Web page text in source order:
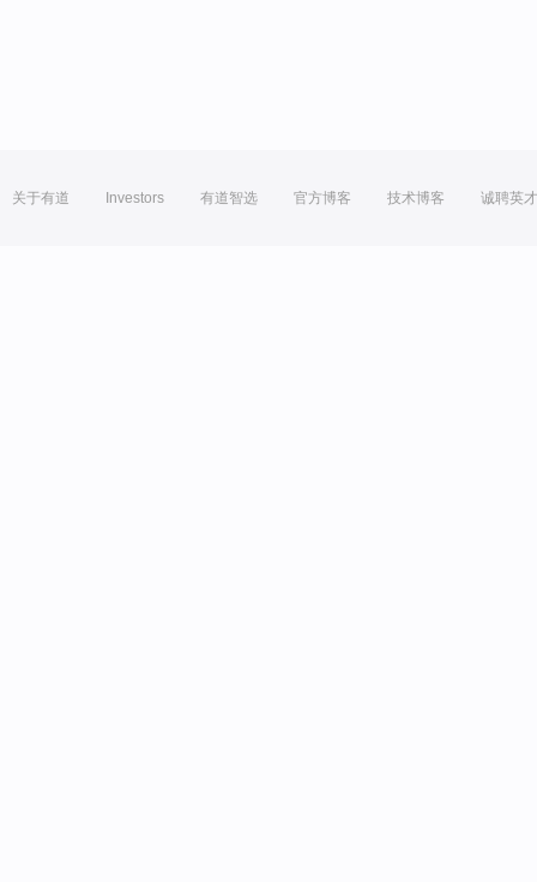
关于有道 Investors 有道智选 官方博客 技术博客 诚聘英才